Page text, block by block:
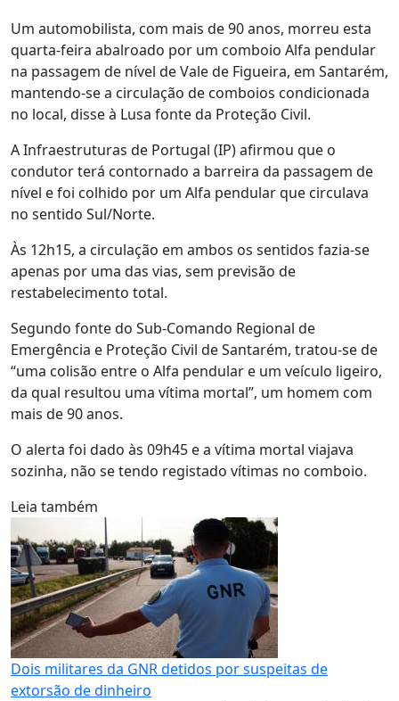
Um automobilista, com mais de 90 anos, morreu esta
quarta-feira abalroado por um comboio Alfa pendular
na passagem de nível de Vale de Figueira, em Santarém,
mantendo-se a circulação de comboios condicionada
no local, disse à Lusa fonte da Proteção Civil.
A Infraestruturas de Portugal (IP) afirmou que o
condutor terá contornado a barreira da passagem de
nível e foi colhido por um Alfa pendular que circulava
no sentido Sul/Norte.
Às 12h15, a circulação em ambos os sentidos fazia-se
apenas por uma das vias, sem previsão de
restabelecimento total.
Segundo fonte do Sub-Comando Regional de
Emergência e Proteção Civil de Santarém, tratou-se de
“uma colisão entre o Alfa pendular e um veículo ligeiro,
da qual resultou uma vítima mortal”, um homem com
mais de 90 anos.
O alerta foi dado às 09h45 e a vítima mortal viajava
sozinha, não se tendo registado vítimas no comboio.
Leia também
Dois militares da GNR detidos por suspeitas de
extorsão de dinheiro